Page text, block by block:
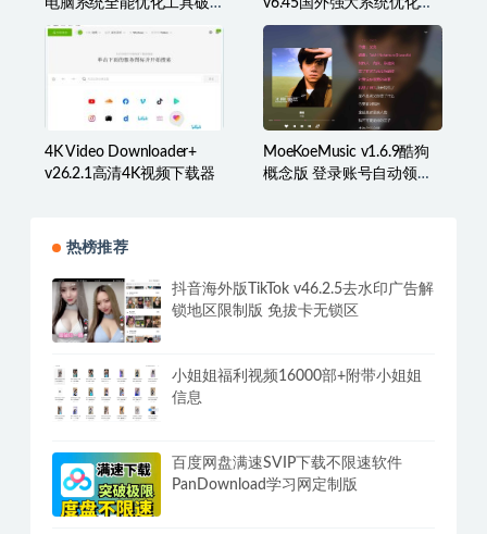
解版
宝箱
4K Video Downloader+
v26.2.1高清4K视频下载器
MoeKoeMusic v1.6.9酷狗
概念版 登录账号自动领取
热榜推荐
抖音海外版TikTok v46.2.5去水印广告解
锁地区限制版 免拔卡无锁区
小姐姐福利视频16000部+附带小姐姐
信息
百度网盘满速SVIP下载不限速软件
PanDownload学习网定制版